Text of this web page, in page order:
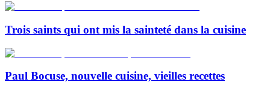
Trois saints qui ont mis la sainteté dans la cuisine
Paul Bocuse, nouvelle cuisine, vieilles recettes